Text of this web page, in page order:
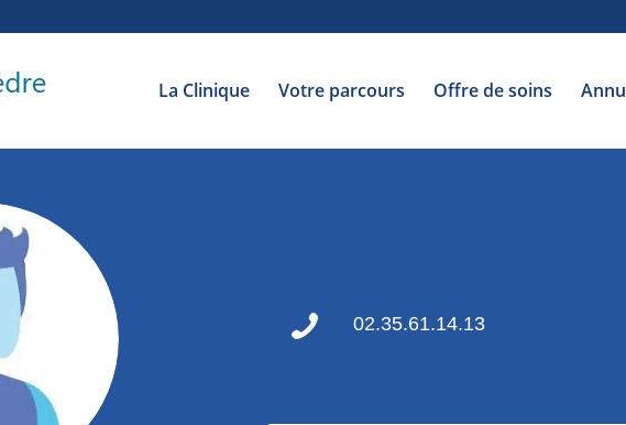
La Clinique Votre parcours Offre de soins
02.35.61.14.13